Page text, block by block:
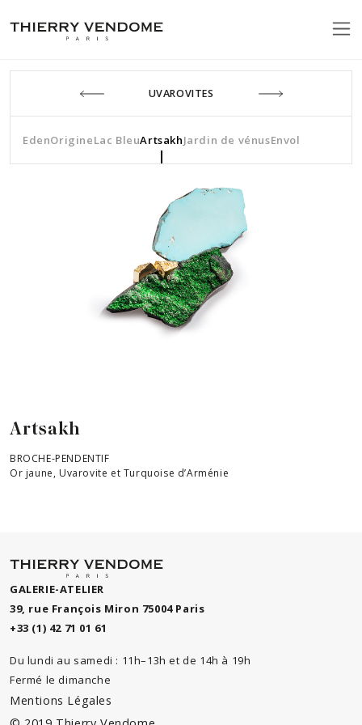
UVAROVITES
EdenOrigineLac BleuArtsakhJardin de vénusEnvol
Artsakh
BROCHE-PENDENTIF
Or jaune, Uvarovite et Turquoise d’Arménie
GALERIE-ATELIER
39, rue François Miron 75004 Paris
+33 (1) 42 71 01 61
Du lundi au samedi : 11h–13h et de 14h à 19h
Fermé le dimanche
Mentions Légales